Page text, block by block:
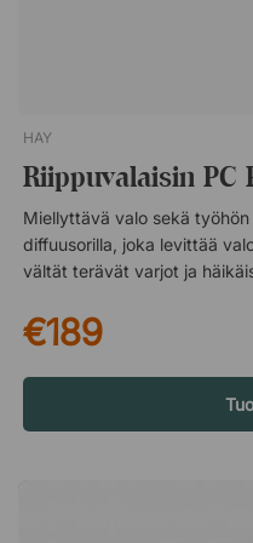
HAY
Riippuvalaisin PC
Miellyttävä valo sekä
diffuusorilla, joka levittää
vältät terävät varjot ja
yhtä hyvin pitkien työpäivien
Anodisoitu alumiini –
valmistettu anodisoidusta
ainoastaan näytä
myös arjen kulutusta. Pinta
tai avoimissa
€189